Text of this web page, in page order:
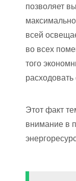
позволяет
всей
во всех
того
Этот факт
внимание в